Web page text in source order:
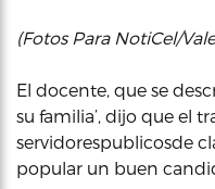
(Fotos Para NotiCel/
El docente, que se
su familia’, dijo que el
servidorespublicosde
popular un buen